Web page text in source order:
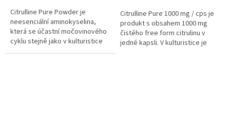
Citrulline Pure Powder je
neesenciální aminokyselina,
která se účastní močovinového
cyklu stejně jako v kulturistice
známý L-arginin a L-ornitin.
Citrulline Pure 1000 mg / cps je
produkt s obsahem 1000 mg
čistého free form citrulinu v
jedné kapsli. V kulturistice je